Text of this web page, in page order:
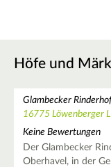
Höfe und
Glambecker
16775 Löwenberger
Keine Bewertungen
Der Glambecker
Oberhavel, in der